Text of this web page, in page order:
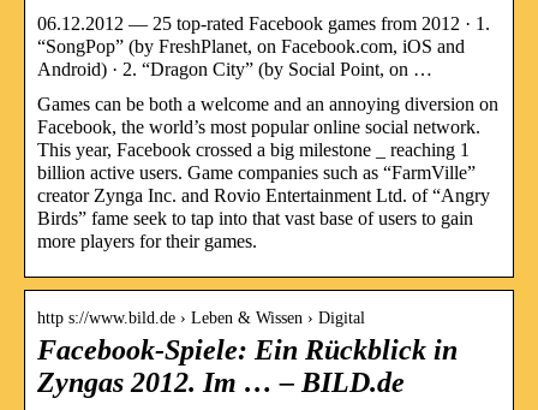
06.12.2012 — 25 top-rated Facebook games from 2012 · 1.
“SongPop” (by FreshPlanet, on Facebook.com, iOS and
Android) · 2. “Dragon City” (by Social Point, on …
Games can be both a welcome and an annoying diversion on
Facebook, the world’s most popular online social network.
This year, Facebook crossed a big milestone _ reaching 1
billion active users. Game companies such as “FarmVille”
creator Zynga Inc. and Rovio Entertainment Ltd. of “Angry
Birds” fame seek to tap into that vast base of users to gain
more players for their games.
http s://www.bild.de › Leben & Wissen › Digital
Facebook-Spiele: Ein Rückblick in
Zyngas 2012. Im … – BILD.de